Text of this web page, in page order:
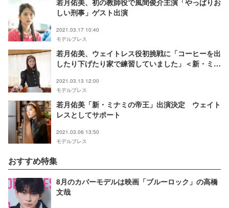
しい刑事」ゲスト出演
2021.03.17 10:40
モデルプレス
若月佑美、ウェイトレス役初挑戦に「コーヒーを出
したり下げたり家で練習していました」＜新・ミナ
2021.03.13 12:00
モデルプレス
若月佑美「新・ミナミの帝王」出演決定 ウェイト
レスとしてサポート
2021.03.06 13:50
モデルプレス
おすすめ特集
8月のカバーモデルは映画「ブルーロック」の高橋
文哉